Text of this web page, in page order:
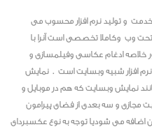
و تولید نرم افزار محسوب می
تحت وب وکاملا تخصصی است آنرا با
خلاصه ادغام عکاسی وفیلمسازی و
افزار شبیه وبسایت است . نمایش
نمایش وبسایت که هم در موبایل و
مجازی و سه بعدی از فضای پیرامون
اضافه می شودیا توجه به نوع عکسبردای